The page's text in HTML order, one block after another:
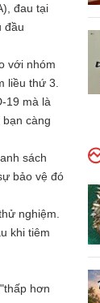
đau tại
đầu
với nhóm
liều thứ 3.
19 mà là
càng
sách
bảo vệ đó
nghiệm.
khi tiêm
hơn